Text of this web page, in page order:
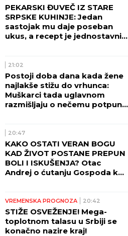
PEKARSKI ĐUVEČ IZ STARE
SRPSKE KUHINJE: Jedan
sastojak mu daje poseban
ukus, a recept je jednostavniji
21:02
Postoji doba dana kada žene
najlakše stižu do vrhunca:
Muškarci tada uglavnom
razmišljaju o nečemu potpuno
20:47
KAKO OSTATI VERAN BOGU
KAD ŽIVOT POSTANE PREPUN
BOLI I ISKUŠENJA? Otac
Andrej o ćutanju Gospoda kad
VREMENSKA PROGNOZA 20:42
STIŽE OSVEŽENJE! Mega-
toplotnom talasu u Srbiji se
konačno nazire kraj!